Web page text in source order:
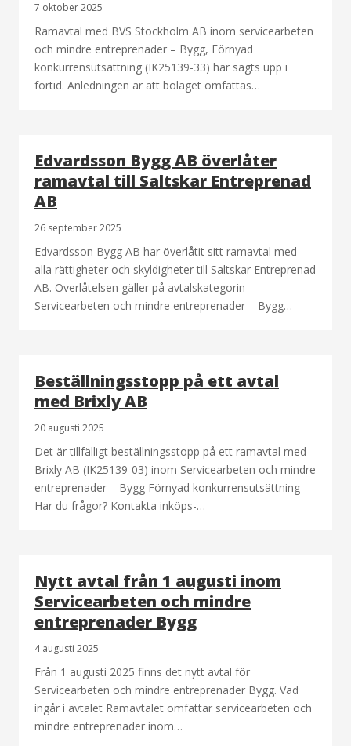
7 oktober 2025
Ramavtal med BVS Stockholm AB inom servicearbeten
och mindre entreprenader – Bygg, Förnyad
konkurrensutsättning (IK25139-33) har sagts upp i
förtid. Anledningen är att bolaget omfattas…
Edvardsson Bygg AB överlåter
ramavtal till Saltskar Entreprenad
AB
26 september 2025
Edvardsson Bygg AB har överlåtit sitt ramavtal med
alla rättigheter och skyldigheter till Saltskar Entreprenad
AB. Överlåtelsen gäller på avtalskategorin
Servicearbeten och mindre entreprenader – Bygg…
Beställningsstopp på ett avtal
med Brixly AB
20 augusti 2025
Det är tillfälligt beställningsstopp på ett ramavtal med
Brixly AB (IK25139-03) inom Servicearbeten och mindre
entreprenader – Bygg Förnyad konkurrensutsättning
Har du frågor? Kontakta inköps-…
Nytt avtal från 1 augusti inom
Servicearbeten och mindre
entreprenader Bygg
4 augusti 2025
Från 1 augusti 2025 finns det nytt avtal för
Servicearbeten och mindre entreprenader Bygg. Vad
ingår i avtalet Ramavtalet omfattar servicearbeten och
mindre entreprenader inom…